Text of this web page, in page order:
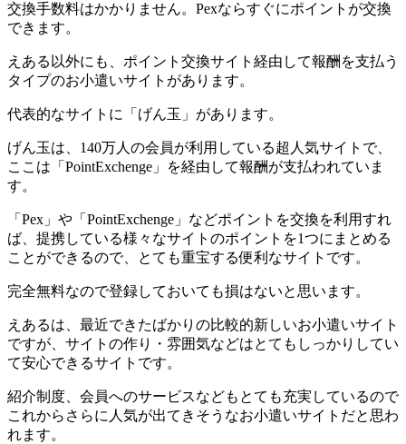
交換手数料はかかりません。Pexならすぐにポイントが交換
できます。
えある以外にも、ポイント交換サイト経由して報酬を支払う
タイプのお小遣いサイトがあります。
代表的なサイトに「げん玉」があります。
げん玉は、140万人の会員が利用している超人気サイトで、
ここは「PointExchenge」を経由して報酬が支払われていま
す。
「Pex」や「PointExchenge」などポイントを交換を利用すれ
ば、提携している様々なサイトのポイントを1つにまとめる
ことができるので、とても重宝する便利なサイトです。
完全無料なので登録しておいても損はないと思います。
えあるは、最近できたばかりの比較的新しいお小遣いサイト
ですが、サイトの作り・雰囲気などはとてもしっかりしてい
て安心できるサイトです。
紹介制度、会員へのサービスなどもとても充実しているので
これからさらに人気が出てきそうなお小遣いサイトだと思わ
れます。